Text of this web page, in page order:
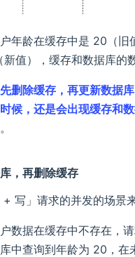
年龄在缓存中是 20（旧
新值），缓存和数据库的
先删除缓存，再更新数据
候，还是会出现缓存和
。
，再删除缓存
写」请求的并发的场景来
数据在缓存中不存在，
中查询到年龄为 20，在